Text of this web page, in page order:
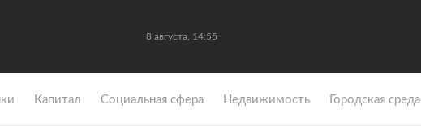
8 августа, 14:55
Капитал Социальная сфера Недвижимость Городская среда